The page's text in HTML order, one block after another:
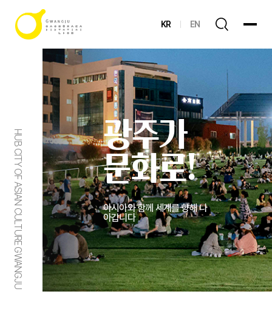
KR EN
HUB CITY OF ASIAN CULTURE GWANGJU
광주가
문화로!
아시아와 함께 세계를 향해 나
아갑니다